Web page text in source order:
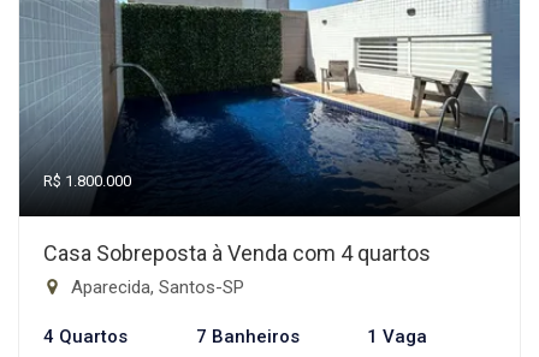
R$ 1.800.000
Casa Sobreposta à Venda com 4 quartos
Aparecida, Santos-SP
4 Quartos 7 Banheiros 1 Vaga